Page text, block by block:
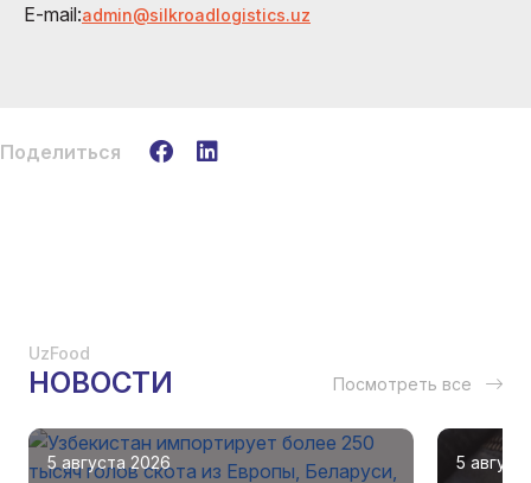
E-mail:admin@silkroadlogistics.uz
Поделиться
UzFood
НОВОСТИ Посмотреть все
5 августа 2026
5